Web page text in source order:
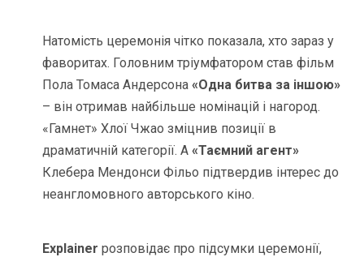
Натомість церемонія чітко показала, хто зараз у
фаворитах. Головним тріумфатором став фільм
Пола Томаса Андерсона«Одна битва за іншою»
– він отримав найбільше номінацій і нагород.
«Гамнет» Хлої Чжао зміцнив позиції в
драматичній категорії. А«Таємний агент»
Клебера Мендонси Фільо підтвердив інтерес до
неангломовного авторського кіно.
Explainer розповідає про підсумки церемонії,